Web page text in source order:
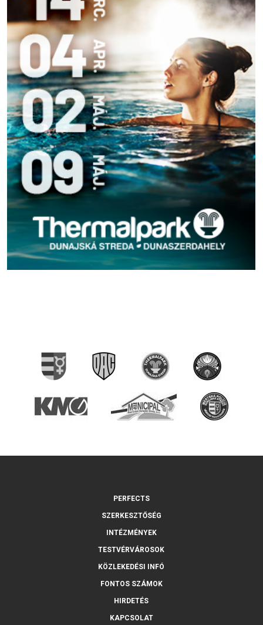
PERFECTS
SZERKESZTŐSÉG
INTÉZMÉNYEK
TESTVÉRVÁROSOK
KÖZLEKEDÉSI INFÓ
FONTOS SZÁMOK
HIRDETÉS
KAPCSOLAT